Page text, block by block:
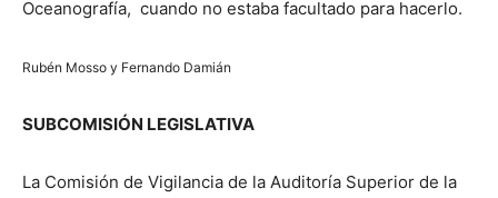
Oceanografía, cuando no estaba facultado para hacerlo.
Rubén Mosso y Fernando Damián
SUBCOMISIÓN LEGISLATIVA
La Comisión de Vigilancia de la Auditoría Superior de la